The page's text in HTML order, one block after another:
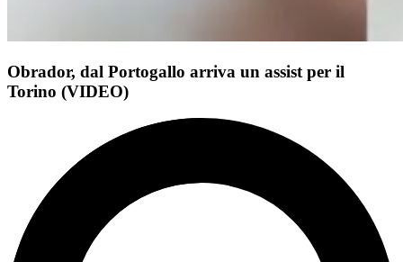
Obrador, dal Portogallo arriva un assist per il
Torino (VIDEO)